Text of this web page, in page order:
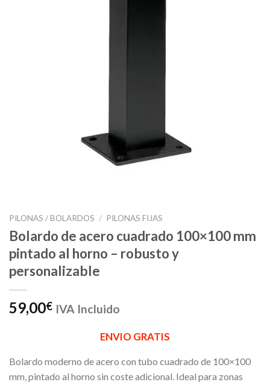
PILONAS / BOLARDOS / PILONAS FIJAS
Bolardo de acero cuadrado 100×100 mm
pintado al horno – robusto y
personalizable
59,00€ IVA Incluido
ENVIO GRATIS
Bolardo moderno de acero con tubo cuadrado de 100×100
mm, pintado al horno sin coste adicional. Ideal para zonas